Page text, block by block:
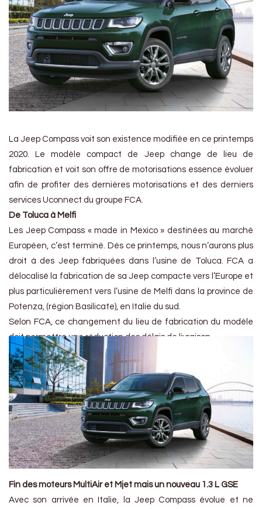
La Jeep Compass voit son existence modifiée en ce printemps
2020. Le modèle compact de Jeep change de lieu de
fabrication et voit son offre de motorisations essence évoluer
afin de profiter des dernières motorisations et des derniers
services Uconnect du groupe FCA.
De Toluca à Melfi
Les Jeep Compass « made in Mexico » destinées au marché
Européen, c’est terminé. Dès ce printemps, nous n’aurons plus
droit à des Jeep fabriquées dans l’usine de Toluca. FCA a
délocalisé la fabrication de sa Jeep compacte vers l’Europe et
plus particulièrement vers l’usine de Melfi dans la province de
Potenza, (région Basilicate), en Italie du sud.
Selon FCA, ce changement du lieu de fabrication du modèle
doit permettre une réduction des délais de livraison.
Fin des moteurs MultiAir et Mjet mais un nouveau 1.3 L GSE
Avec son arrivée en Italie, la Jeep Compass évolue et ne